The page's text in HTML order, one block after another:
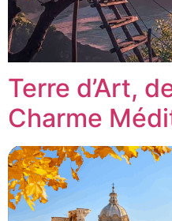
Terre d’Art,
Charme